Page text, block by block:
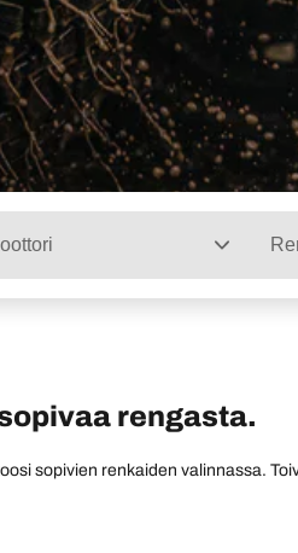
rengasta.
sopivien renkaiden valinnassa.